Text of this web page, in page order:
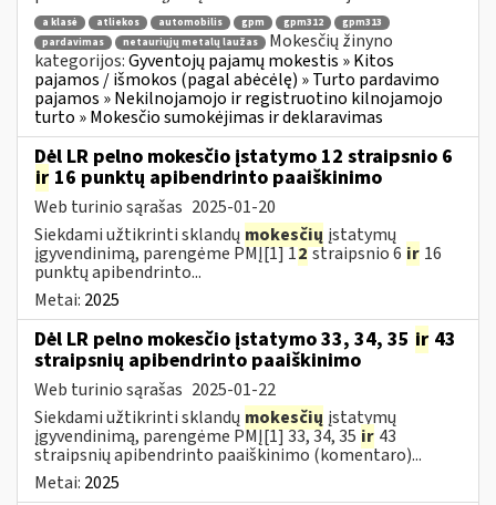
a klasė atliekos automobilis gpm gpm312
gpm313
pardavimas
netauriųjų metalų laužas
Mokesčių žinyno
kategorijos:Gyventojų pajamų mokestis » Kitos
pajamos / išmokos (pagal abėcėlę) » Turto pardavimo
pajamos » Nekilnojamojo ir registruotino kilnojamojo
turto » Mokesčio sumokėjimas ir deklaravimas
Dėl LR pelno mokesčio įstatymo 12 straipsnio 6
ir 16 punktų apibendrinto paaiškinimo
Web turinio sąrašas 2025-01-20
Siekdami užtikrinti sklandų mokesčių įstatymų
įgyvendinimą, parengėme PMĮ[1] 12straipsnio 6 ir 16
punktų apibendrinto...
Metai: 2025
Dėl LR pelno mokesčio įstatymo 33, 34, 35 ir 43
straipsnių apibendrinto paaiškinimo
Web turinio sąrašas 2025-01-22
Siekdami užtikrinti sklandų mokesčių įstatymų
įgyvendinimą, parengėme PMĮ[1] 33, 34, 35 ir 43
straipsnių apibendrinto paaiškinimo (komentaro)...
Metai: 2025